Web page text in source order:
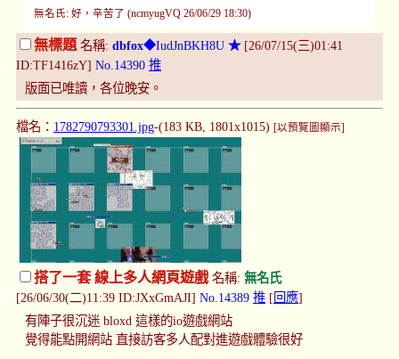
無名氏: 好，辛苦了 (ncmyugVQ 26/06/29 18:30)
無標題名稱: dbfox◆IudJnBKH8U ★[26/07/15(三)01:41
ID:TF1416zY] No.14390 推
版面已唯讀，各位晚安。
檔名： 1782790793301.jpg-(183 KB, 1801x1015) [以預覽圖顯示]
搭了一套 線上多人網頁遊戲名稱: 無名氏
[26/06/30(二)11:39 ID:JXxGmAJI] No.14389 推 [ 回應]
有陣子很沉迷 bloxd 這樣的io遊戲網站
覺得能點開網站 直接訪客多人配對進遊戲體驗很好